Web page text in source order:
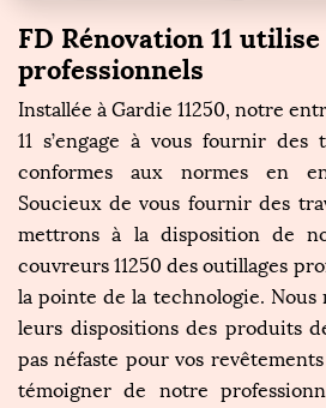
FD Rénovation 11
professionnels
Installée à Gardie 11250, notre
11 s’engage à vous fournir
conformes aux normes en
Soucieux de vous fournir des
mettrons à la disposition de
couvreurs 11250 des outillages
la pointe de la technologie. Nous
leurs dispositions des produits
pas néfaste pour vos
témoigner de notre